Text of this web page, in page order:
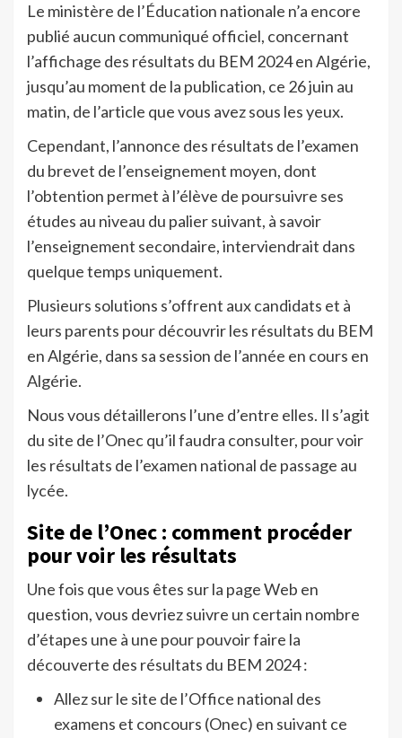
Le ministère de l’Éducation nationale n’a encore
publié aucun communiqué officiel, concernant
l’affichage des résultats du BEM 2024 en Algérie,
jusqu’au moment de la publication, ce 26 juin au
matin, de l’article que vous avez sous les yeux.
Cependant, l’annonce des résultats de l’examen
du brevet de l’enseignement moyen, dont
l’obtention permet à l’élève de poursuivre ses
études au niveau du palier suivant, à savoir
l’enseignement secondaire, interviendrait dans
quelque temps uniquement.
Plusieurs solutions s’offrent aux candidats et à
leurs parents pour découvrir les résultats du BEM
en Algérie, dans sa session de l’année en cours en
Algérie.
Nous vous détaillerons l’une d’entre elles. Il s’agit
du site de l’Onec qu’il faudra consulter, pour voir
les résultats de l’examen national de passage au
lycée.
Site de l’Onec : comment procéder
pour voir les résultats
Une fois que vous êtes sur la page Web en
question, vous devriez suivre un certain nombre
d’étapes une à une pour pouvoir faire la
découverte des résultats du BEM 2024 :
Allez sur le site de l’Office national des
examens et concours (Onec) en suivant ce